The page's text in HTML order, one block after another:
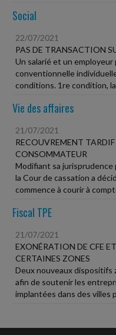
Social
22/07/2021
PAS DE TRANSACTION
Un salarié et un
conventionnelle
conditions. 1re condition,
Vie des affaires
21/07/2021
RECOUVREMENT
CONSOMMATEUR
Modifiant sa jurisprudence
la Cour de cassation a
commence à courir à
Fiscal TPE
21/07/2021
EXONÉRATION DE CFE
CERTAINES ZONES
Deux nouveaux
afin de soutenir les
implantées dans des villes